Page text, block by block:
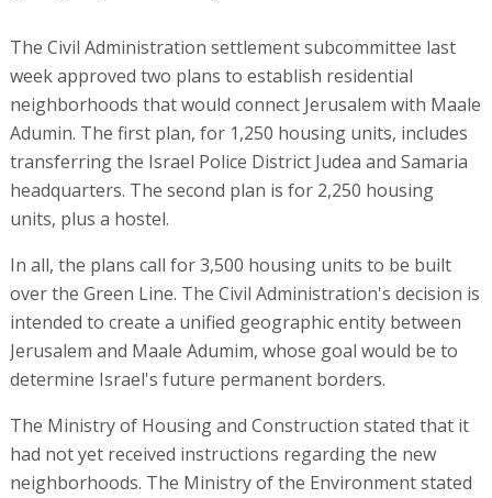
The Civil Administration settlement subcommittee last
week approved two plans to establish residential
neighborhoods that would connect Jerusalem with Maale
Adumin. The first plan, for 1,250 housing units, includes
transferring the Israel Police District Judea and Samaria
headquarters. The second plan is for 2,250 housing
units, plus a hostel.
In all, the plans call for 3,500 housing units to be built
over the Green Line. The Civil Administration's decision is
intended to create a unified geographic entity between
Jerusalem and Maale Adumim, whose goal would be to
determine Israel's future permanent borders.
The Ministry of Housing and Construction stated that it
had not yet received instructions regarding the new
neighborhoods. The Ministry of the Environment stated